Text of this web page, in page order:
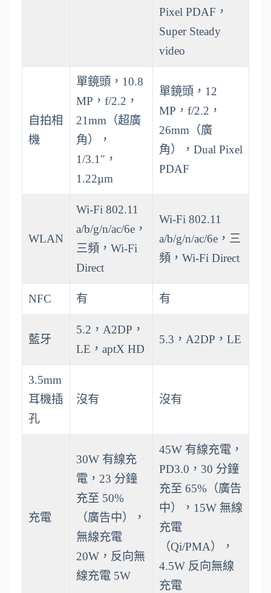
Pixel PDAF，
Super Steady
video
自拍相
機
單鏡頭，10.8
MP，f/2.2，
21mm（超廣
角），
1/3.1″，
1.22µm
單鏡頭，12
MP，f/2.2，
26mm（廣
角），Dual Pixel
PDAF
WLAN
Wi-Fi 802.11
a/b/g/n/ac/6e，
三頻，Wi-Fi
Direct
Wi-Fi 802.11
a/b/g/n/ac/6e，三
頻，Wi-Fi Direct
NFC 有 有
藍牙
5.2，A2DP，
LE，aptX HD
5.3，A2DP，LE
3.5mm
耳機插
孔
沒有 沒有
充電
30W 有線充
電，23 分鐘
充至 50%
（廣告中），
無線充電
20W，反向無
線充電 5W
45W 有線充電，
PD3.0，30 分鐘
充至 65%（廣告
中），15W 無線
充電
（Qi/PMA），
4.5W 反向無線
充電